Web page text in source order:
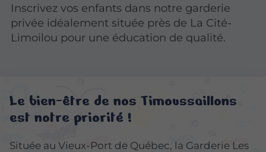
Inscrivez vos enfants dans notre garderie
privée idéalement située près de La Cité-
Limoilou pour une éducation de qualité.
Le bien-être de nos Timoussaillons
est notre priorité !
Située au Vieux-Port de Québec, la Garderie Les